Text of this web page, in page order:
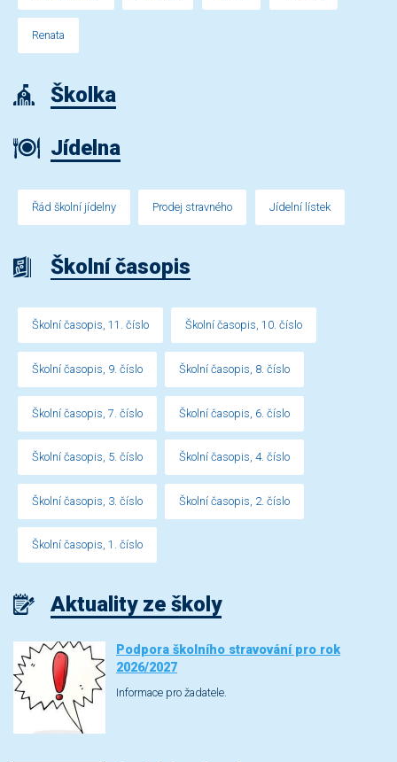
Renata
Školka
Jídelna
Řád školní jídelny Prodej stravného Jídelní lístek
Školní časopis
Školní časopis, 11. číslo Školní časopis, 10. číslo
Školní časopis, 9. číslo Školní časopis, 8. číslo
Školní časopis, 7. číslo Školní časopis, 6. číslo
Školní časopis, 5. číslo Školní časopis, 4. číslo
Školní časopis, 3. číslo Školní časopis, 2. číslo
Školní časopis, 1. číslo
Aktuality ze školy
Podpora školního stravování pro rok
2026/2027
Informace pro žadatele.